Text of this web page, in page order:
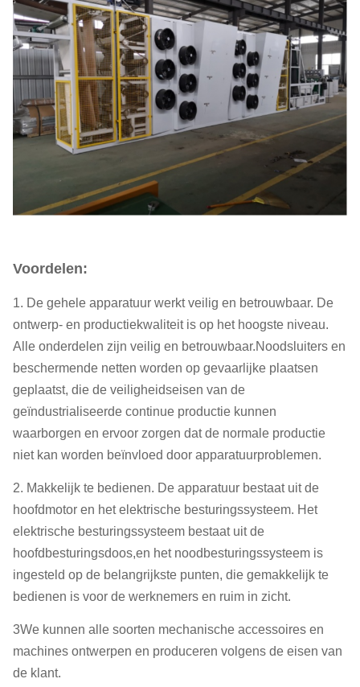
Voordelen:
1. De gehele apparatuur werkt veilig en betrouwbaar. De
ontwerp- en productiekwaliteit is op het hoogste niveau.
Alle onderdelen zijn veilig en betrouwbaar.Noodsluiters en
beschermende netten worden op gevaarlijke plaatsen
geplaatst, die de veiligheidseisen van de
geïndustrialiseerde continue productie kunnen
waarborgen en ervoor zorgen dat de normale productie
niet kan worden beïnvloed door apparatuurproblemen.
2. Makkelijk te bedienen. De apparatuur bestaat uit de
hoofdmotor en het elektrische besturingssysteem. Het
elektrische besturingssysteem bestaat uit de
hoofdbesturingsdoos,en het noodbesturingssysteem is
ingesteld op de belangrijkste punten, die gemakkelijk te
bedienen is voor de werknemers en ruim in zicht.
3We kunnen alle soorten mechanische accessoires en
machines ontwerpen en produceren volgens de eisen van
de klant.